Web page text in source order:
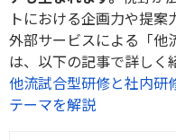
トにおける企画力や提案
外部サービスによる「他
は、以下の記事で詳しく
他流試合型研修と社内研
テーマを解説